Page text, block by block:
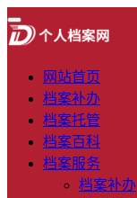
网站首页
档案补办
档案托管
档案百科
档案服务
档案补办